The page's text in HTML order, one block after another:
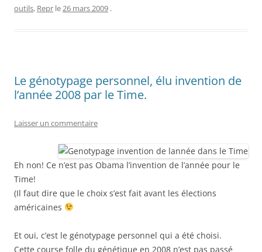
outils, Repr le26 mars 2009 .
Le génotypage personnel, élu invention de
l’année 2008 par le Time.
Laisser un commentaire
Eh non! Ce n’est pas Obama l’invention de l’année pour le
Time!
(Il faut dire que le choix s’est fait avant les élections
américaines
Et oui, c’est le génotypage personnel qui a été choisi.
Cette course folle du génétique en 2008 n’est pas passé